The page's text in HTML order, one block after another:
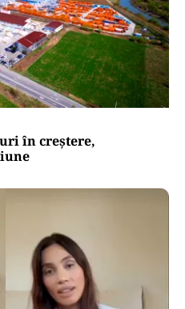
în creștere,